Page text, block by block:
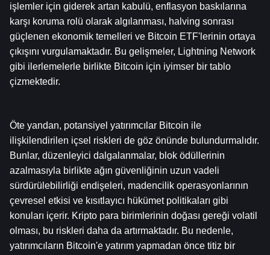
işlemler için giderek artan kabulü, enflasyon baskılarına
karşı koruma rolü olarak algılanması, halving sonrası
güçlenen ekonomik temelleri ve Bitcoin ETF'lerinin ortaya
çıkışını vurgulamaktadır. Bu gelişmeler, Lightning Network
gibi ilerlemelerle birlikte Bitcoin için iyimser bir tablo
çizmektedir.
Öte yandan, potansiyel yatırımcılar Bitcoin ile
ilişkilendirilen içsel riskleri de göz önünde bulundurmalıdır.
Bunlar, düzenleyici dalgalanmalar, blok ödüllerinin
azalmasıyla birlikte ağın güvenliğinin uzun vadeli
sürdürülebilirliği endişeleri, madencilik operasyonlarının
çevresel etkisi ve kısıtlayıcı hükümet politikaları gibi
konuları içerir. Kripto para birimlerinin doğası gereği volatil
olması, bu riskleri daha da artırmaktadır. Bu nedenle,
yatırımcıların Bitcoin'e yatırım yapmadan önce titiz bir